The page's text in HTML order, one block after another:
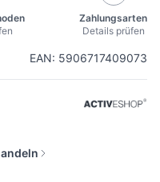
EAN: 5906717409073
Zahlungsarten
Details prüfen